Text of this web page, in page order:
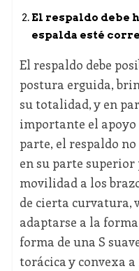
El respaldo debe
espalda esté
El respaldo debe
postura erguida,
su totalidad, y en
importante el apoyo
parte, el respaldo
en su parte superior
movilidad a los
de cierta curvatura,
adaptarse a la
forma de una S
torácica y convexa